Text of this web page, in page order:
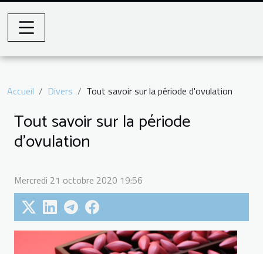
Accueil Divers Tout savoir sur la période d'ovulation
Tout savoir sur la période
d'ovulation
Mercredi 21 octobre 2020 19:56